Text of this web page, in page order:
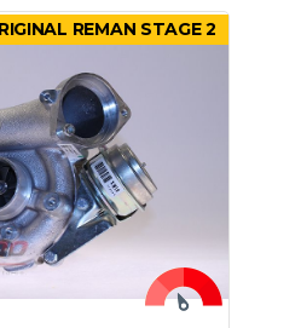
REMAN STAGE 2